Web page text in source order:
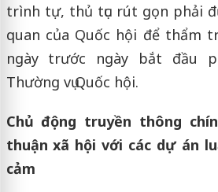
trình tự, thủ tục rút gọn phải
quan của Quốc hội để thẩm
ngày trước ngày bắt đầu
Thường vụ Quốc hội.
Chủ động truyền thông
thuận xã hội với các dự án
cảm